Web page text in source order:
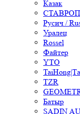
Казак
Русич /
Уралец
Rossel
Файтер
YTO
TZR
Батыр
SADIN